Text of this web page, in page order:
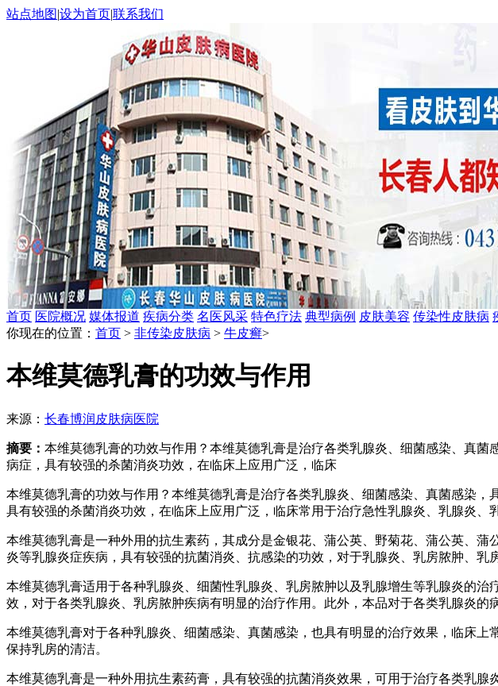
站点地图|设为首页|联系我们
首页 医院概况 媒体报道 疾病分类 名医风采 特色疗法 典型病例 皮肤美容 传染性皮肤病
你现在的位置： 首页 > 非传染皮肤病 > 牛皮癣>
本维莫德乳膏的功效与作用
来源： 长春博润皮肤病医院
摘要： 本维莫德乳膏的功效与作用？本维莫德乳膏是治疗各类乳腺炎、细菌感染、真
病症，具有较强的杀菌消炎功效，在临床上应用广泛，临床
本维莫德乳膏的功效与作用？本维莫德乳膏是治疗各类乳腺炎、细菌感染、真菌感染
具有较强的杀菌消炎功效，在临床上应用广泛，临床常用于治疗急性乳腺炎、乳腺炎、
本维莫德乳膏是一种外用的抗生素药，其成分是金银花、蒲公英、野菊花、蒲公英、
炎等乳腺炎症疾病，具有较强的抗菌消炎、抗感染的功效，对于乳腺炎、乳房脓肿、
本维莫德乳膏适用于各种乳腺炎、细菌性乳腺炎、乳房脓肿以及乳腺增生等乳腺炎的
效，对于各类乳腺炎、乳房脓肿疾病有明显的治疗作用。此外，本品对于各类乳腺炎的
本维莫德乳膏对于各种乳腺炎、细菌感染、真菌感染，也具有明显的治疗效果，临床
保持乳房的清洁。
本维莫德乳膏是一种外用抗生素药膏，具有较强的抗菌消炎效果，可用于治疗各类乳